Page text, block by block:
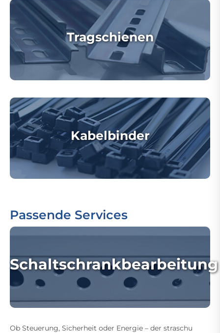
Tragschienen
Kabelbinder
Passende Services
Schaltschrankbearbeitung
Ob Steuerung, Sicherheit oder Energie – der straschu